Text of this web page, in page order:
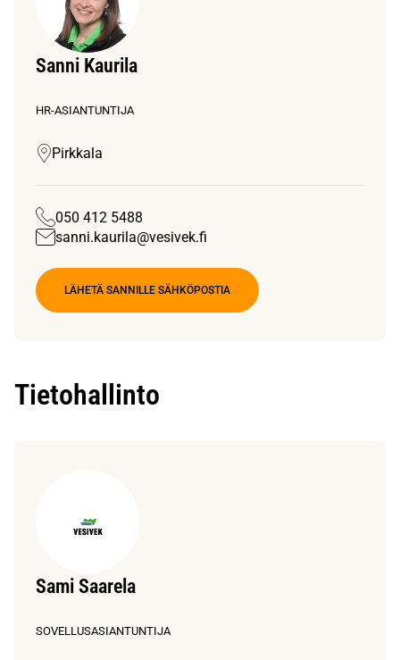
Sanni Kaurila
HR-ASIANTUNTIJA
Pirkkala
050 412 5488
sanni.kaurila@vesivek.fi
LÄHETÄ SANNILLE SÄHKÖPOSTIA
Tietohallinto
Sami Saarela
SOVELLUSASIANTUNTIJA